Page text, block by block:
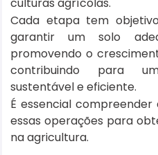
Cada etapa tem
garantir um solo
promovendo o
contribuindo para
sustentável e eficiente.
É essencial
essas operações para
na agricultura.